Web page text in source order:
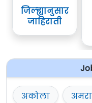
जिल्ह्यानुसार
जाहिराती
अकोला